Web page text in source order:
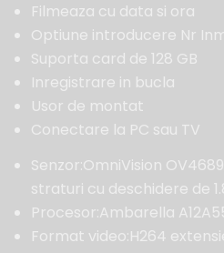
Filmeaza cu data si ora
Optiune introducere Nr
Suporta card de 128 GB
Inregistrare in bucla
Usor de montat
Conectare la PC sau TV
Senzor:OmniVision
straturi cu deschidere de
Procesor:Ambarella
Format video:H264